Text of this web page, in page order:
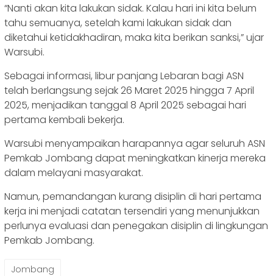
“Nanti akan kita lakukan sidak. Kalau hari ini kita belum
tahu semuanya, setelah kami lakukan sidak dan
diketahui ketidakhadiran, maka kita berikan sanksi,” ujar
Warsubi.
Sebagai informasi, libur panjang Lebaran bagi ASN
telah berlangsung sejak 26 Maret 2025 hingga 7 April
2025, menjadikan tanggal 8 April 2025 sebagai hari
pertama kembali bekerja.
Warsubi menyampaikan harapannya agar seluruh ASN
Pemkab Jombang dapat meningkatkan kinerja mereka
dalam melayani masyarakat.
Namun, pemandangan kurang disiplin di hari pertama
kerja ini menjadi catatan tersendiri yang menunjukkan
perlunya evaluasi dan penegakan disiplin di lingkungan
Pemkab Jombang.
Jombang